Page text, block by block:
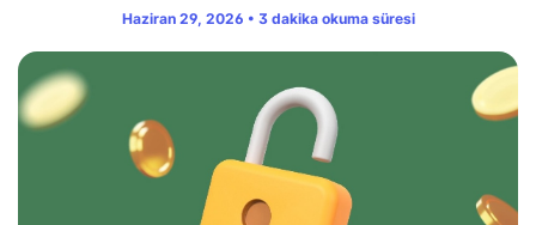
Haziran 29, 2026 • 3 dakika okuma süresi